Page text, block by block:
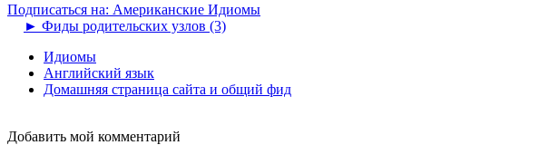
Подписаться на: Американские Идиомы
► Фиды родительских узлов (3)
Идиомы
Английский язык
Домашняя страница сайта и общий фид
Добавить мой комментарий